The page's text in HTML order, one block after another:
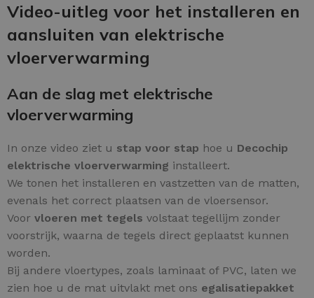
Video-uitleg voor het installeren en
aansluiten van elektrische
vloerverwarming
Aan de slag met elektrische
vloerverwarming
In onze video ziet u stap voor stap hoe u Decochip
elektrische vloerverwarming installeert.
We tonen het installeren en vastzetten van de matten,
evenals het correct plaatsen van de vloersensor.
Voor vloeren met tegels volstaat tegellijm zonder
voorstrijk, waarna de tegels direct geplaatst kunnen
worden.
Bij andere vloertypes, zoals laminaat of PVC, laten we
zien hoe u de mat uitvlakt met ons egalisatiepakket